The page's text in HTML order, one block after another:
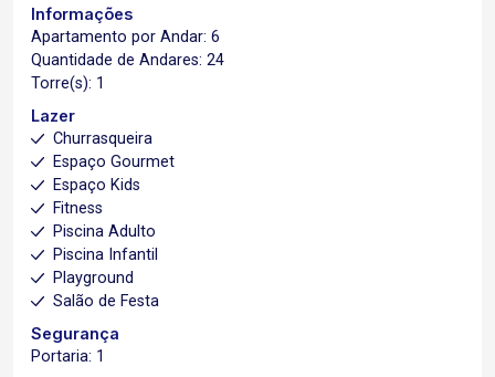
Informações
Apartamento por Andar: 6
Quantidade de Andares: 24
Torre(s): 1
Lazer
Churrasqueira
Espaço Gourmet
Espaço Kids
Fitness
Piscina Adulto
Piscina Infantil
Playground
Salão de Festa
Segurança
Portaria: 1